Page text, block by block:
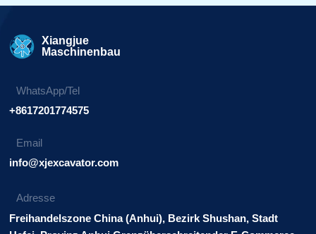
Xiangjue
Maschinenbau
WhatsApp/Tel
+8617201774575
Email
info@xjexcavator.com
Adresse
Freihandelszone China (Anhui), Bezirk Shushan, Stadt